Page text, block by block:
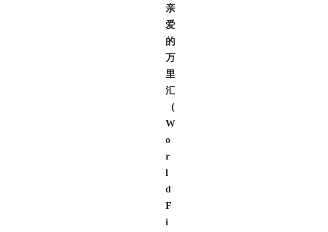
亲
爱
的
万
里
汇
（
W
o
r
l
d
F
i